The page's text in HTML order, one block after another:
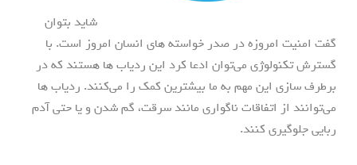
شاید بتوان
گفت امنیت امروزه در صدر خواسته های انسان امروز است. با
گسترش تکنولوژی می‌توان ادعا کرد این ردیاب ها هستند که در
برطرف سازی این مهم به ما بیشترین کمک را می‌کنند. ردیاب ها
می‌توانند از اتفاقات ناگواری مانند سرقت، گم شدن و یا حتی آدم
ربایی جلوگیری کنند.